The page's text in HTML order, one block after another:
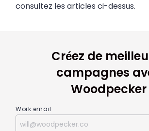
consultez les articles ci-dessus.
Créez de
campagnes
Woodpecker
Work email